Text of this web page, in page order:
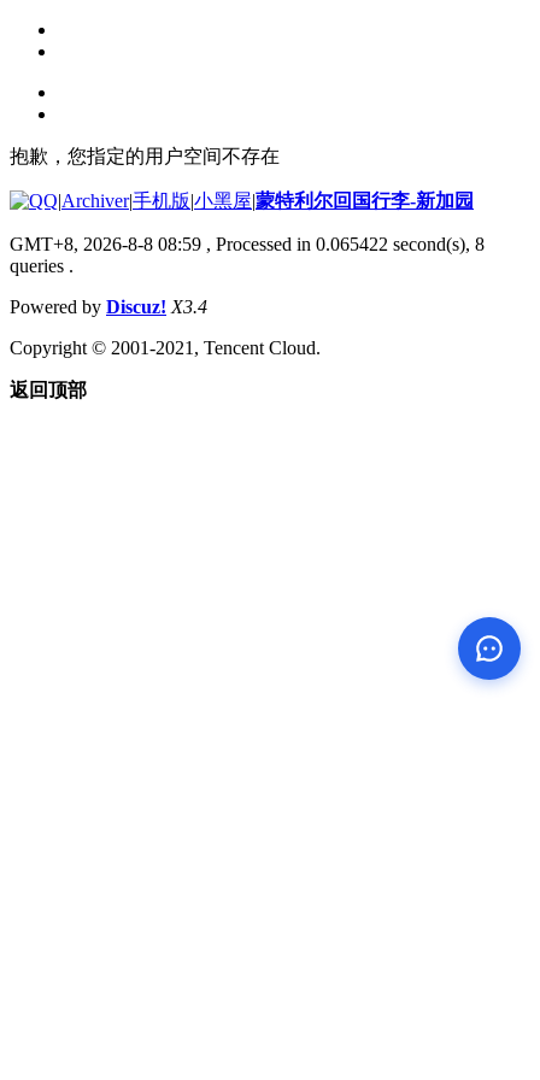
抱歉，您指定的用户空间不存在
|Archiver|手机版|小黑屋|蒙特利尔回国行李-新加园
GMT+8, 2026-8-8 08:59 , Processed in 0.065422 second(s), 8
queries .
Powered by Discuz! X3.4
Copyright © 2001-2021, Tencent Cloud.
返回顶部